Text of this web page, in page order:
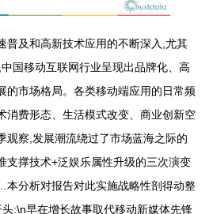
普及和高新技术应用的不断深入,尤其
国移动互联网行业呈现出品牌化、高
的市场格局。各类移动端应用的日常频
消费形态、生活模式改变、商业创新空
观察,发展潮流绕过了市场蓝海之际的
支撑技术+泛娱乐属性升级的三次演变
分析对报告对此实施战略性剖得动整
:\n早在增长故事取代移动新媒体先锋